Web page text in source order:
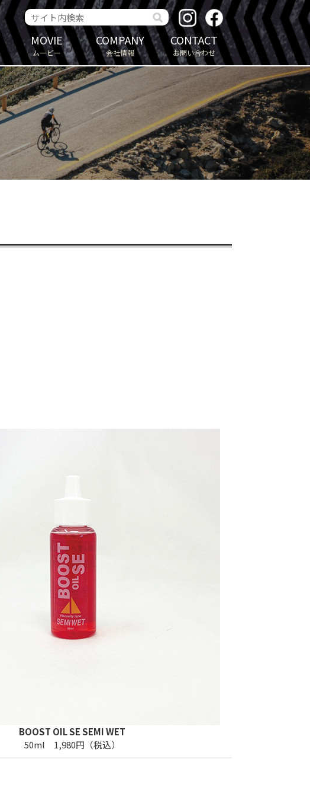
MOVIE
ムービー
COMPANY
会社情報
CONTACT
お問い合わせ
BOOST OIL SE SEMI WET
50ml 1,980円（税込）